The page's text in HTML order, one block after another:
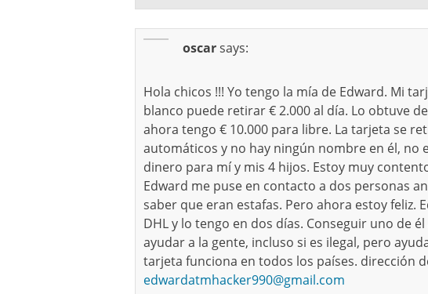
oscarsays:
Hola chicos !!! Yo tengo la mía de Edward. Mi
blanco puede retirar € 2.000 al día. Lo obtuve
ahora tengo € 10.000 para libre. La tarjeta se
automáticos y no hay ningún nombre en él, no
dinero para mí y mis 4 hijos. Estoy muy
Edward me puse en contacto a dos personas
saber que eran estafas. Pero ahora estoy feliz.
DHL y lo tengo en dos días. Conseguir uno de
ayudar a la gente, incluso si es ilegal, pero
tarjeta funciona en todos los países. dirección
edwardatmhacker990@gmail.com